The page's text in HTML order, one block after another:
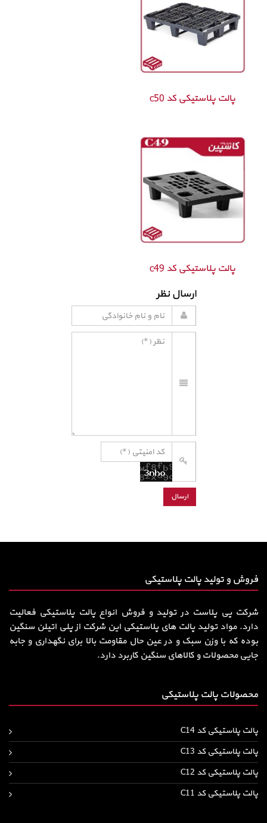
پالت پلاستیکی کد c50
پالت پلاستیکی کد c49
ارسال نظر
فروش و تولید پالت پلاستیکی
شرکت پی پلاست در تولید و فروش انواع پالت پلاستیکی فعالیت
دارد. مواد تولید پالت های پلاستیکی این شرکت از پلی اتیلن سنگین
بوده که با وزن سبک و در عین حال مقاومت بالا برای نگهداری و جابه
جایی محصولات و کالاهای سنگین کاربرد دارد.
محصولات پالت پلاستیکی
پالت پلاستیکی کد C14
پالت پلاستیکی کد C13
پالت پلاستیکی کد C12
پالت پلاستیکی کد C11